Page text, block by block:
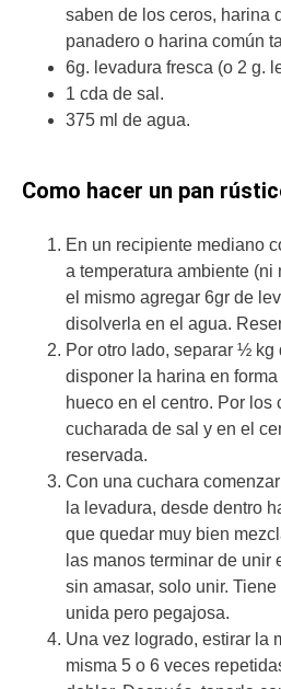
saben de los ceros, harina
panadero o harina común
6g. levadura fresca (o 2 g.
1 cda de sal.
375 ml de agua.
Como hacer un pan
En un recipiente mediano
a temperatura ambiente (ni
el mismo agregar 6gr de
disolverla en el agua.
Por otro lado, separar ½ kg
disponer la harina en
hueco en el centro. Por los
cucharada de sal y en el
reservada.
Con una cuchara
la levadura, desde dentro
que quedar muy bien
las manos terminar de
sin amasar, solo unir.
unida pero pegajosa.
Una vez logrado, estirar la
misma 5 o 6 veces